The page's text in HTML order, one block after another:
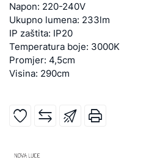
Napon: 220-240V
Ukupno lumena: 233lm
IP zaštita: IP20
Temperatura boje: 3000K
Promjer: 4,5cm
Visina: 290cm